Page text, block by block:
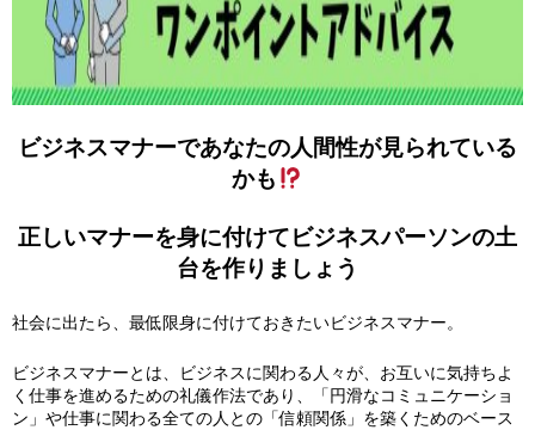
ビジネスマナーであなたの人間性が見られている
かも
正しいマナーを身に付けてビジネスパーソンの土
台を作りましょう
社会に出たら、最低限身に付けておきたいビジネスマナー。
ビジネスマナーとは、ビジネスに関わる人々が、お互いに気持ちよ
く仕事を進めるための礼儀作法であり、「円滑なコミュニケーショ
ン」や仕事に関わる全ての人との「信頼関係」を築くためのベース